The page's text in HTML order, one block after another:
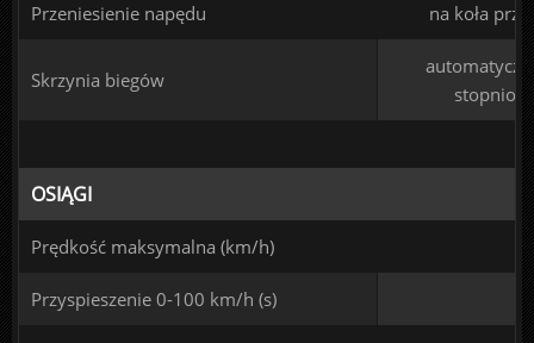
Przeniesienie napędu na koła
Skrzynia biegów
OSIĄGI
Prędkość maksymalna (km/h)
Przyspieszenie 0-100 km/h (s)